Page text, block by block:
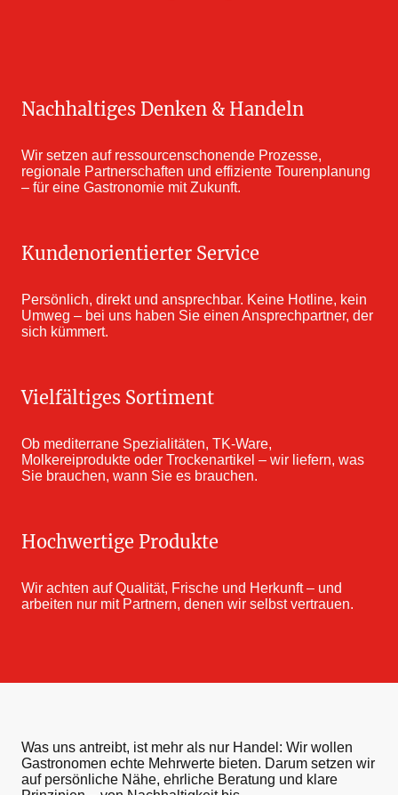
Nachhaltiges Denken & Handeln
Wir setzen auf ressourcenschonende Prozesse,
regionale Partnerschaften und effiziente Tourenplanung
– für eine Gastronomie mit Zukunft.
Kundenorientierter Service
Persönlich, direkt und ansprechbar. Keine Hotline, kein
Umweg – bei uns haben Sie einen Ansprechpartner, der
sich kümmert.
Vielfältiges Sortiment
Ob mediterrane Spezialitäten, TK-Ware,
Molkereiprodukte oder Trockenartikel – wir liefern, was
Sie brauchen, wann Sie es brauchen.
Hochwertige Produkte
Wir achten auf Qualität, Frische und Herkunft – und
arbeiten nur mit Partnern, denen wir selbst vertrauen.
Was uns antreibt, ist mehr als nur Handel: Wir wollen
Gastronomen echte Mehrwerte bieten. Darum setzen wir
auf persönliche Nähe, ehrliche Beratung und klare